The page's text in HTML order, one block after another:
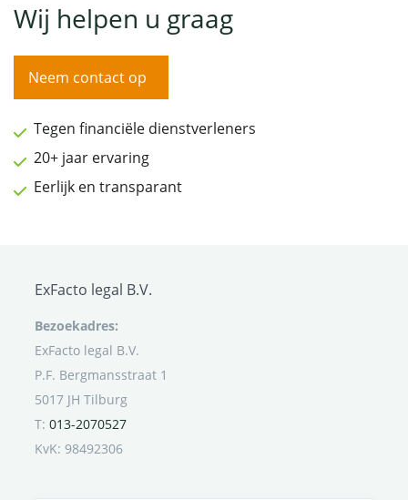
Wij helpen u graag
Neem contact op
Tegen financiële dienstverleners
20+ jaar ervaring
Eerlijk en transparant
ExFacto legal B.V.
Bezoekadres:
ExFacto legal B.V.
P.F. Bergmansstraat 1
5017 JH Tilburg
T: 013-2070527
KvK: 98492306